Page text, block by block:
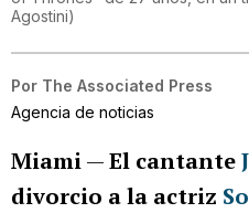
Agostini)
Por The Associated Press
Agencia de noticias
Miami—El cantante
divorcio a la actriz